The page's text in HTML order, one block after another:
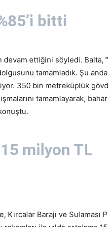
bitti
devam ettiğini söyledi. Balta, “
tamamladık. Şu
350 bin metreküplük
tamamlayarak,
milyon TL
Kırcalar Barajı ve Sulaması